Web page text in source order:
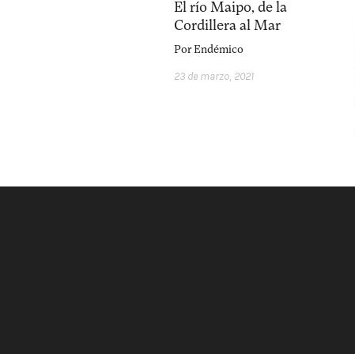
El río Maipo, de la
Cordillera al Mar
PorEndémico
23 de marzo, 2021